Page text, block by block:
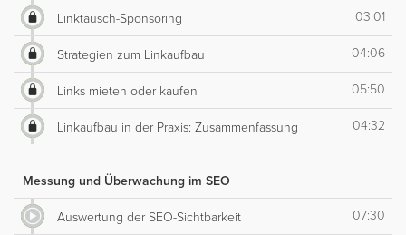
Linktausch-Sponsoring 03:01
Strategien zum Linkaufbau 04:06
Links mieten oder kaufen 05:50
Linkaufbau in der Praxis: Zusammenfassung 04:32
Messung und Überwachung im SEO
Auswertung der SEO-Sichtbarkeit 07:30